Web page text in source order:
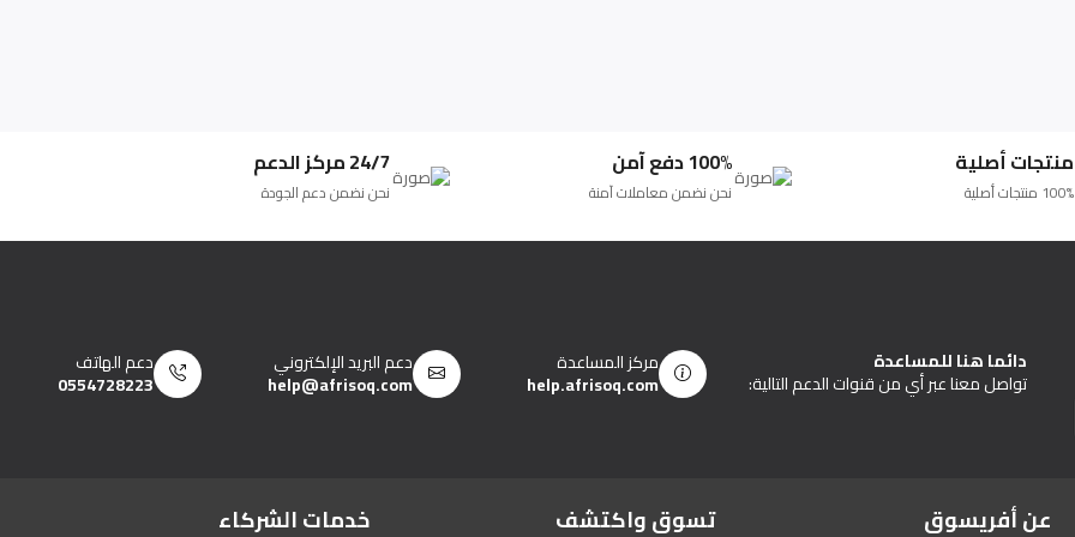
منتجات أصلية
100% منتجات أصلية
100% دفع آمن
نحن نضمن معاملات آمنة
24/7 مركز الدعم
نحن نضمن دعم الجودة
دائما هنا للمساعدة
تواصل معنا عبر أي من قنوات الدعم التالية:
مركز المساعدة
help.afrisoq.com
دعم البريد الإلكتروني
help@afrisoq.com
دعم الهاتف
0554728223
عن أفريسوق تسوق واكتشف خدمات الشركاء